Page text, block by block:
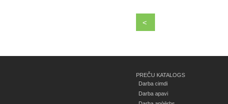
<
PREČU KATALOGS
Darba cimdi
Darba apavi